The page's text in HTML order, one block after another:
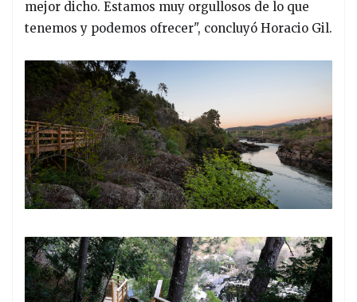
mejor dicho. Estamos muy orgullosos de lo que
tenemos y podemos ofrecer", concluyó Horacio Gil.